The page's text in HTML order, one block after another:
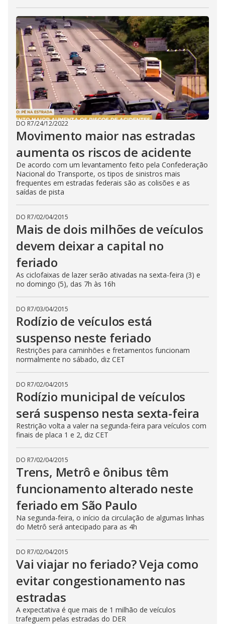
DO R7/24/12/2022
Movimento maior nas estradas
aumenta os riscos de acidente
De acordo com um levantamento feito pela Confederação
Nacional do Transporte, os tipos de sinistros mais
frequentes em estradas federais são as colisões e as
saídas de pista
DO R7/02/04/2015
Mais de dois milhões de veículos
devem deixar a capital no
feriado
As ciclofaixas de lazer serão ativadas na sexta-feira (3) e
no domingo (5), das 7h às 16h
DO R7/03/04/2015
Rodízio de veículos está
suspenso neste feriado
Restrições para caminhões e fretamentos funcionam
normalmente no sábado, diz CET
DO R7/02/04/2015
Rodízio municipal de veículos
será suspenso nesta sexta-feira
Restrição volta a valer na segunda-feira para veículos com
finais de placa 1 e 2, diz CET
DO R7/02/04/2015
Trens, Metrô e ônibus têm
funcionamento alterado neste
feriado em São Paulo
Na segunda-feira, o início da circulação de algumas linhas
do Metrô será antecipado para as 4h
DO R7/02/04/2015
Vai viajar no feriado? Veja como
evitar congestionamento nas
estradas
A expectativa é que mais de 1 milhão de veículos
trafeguem pelas estradas do DER